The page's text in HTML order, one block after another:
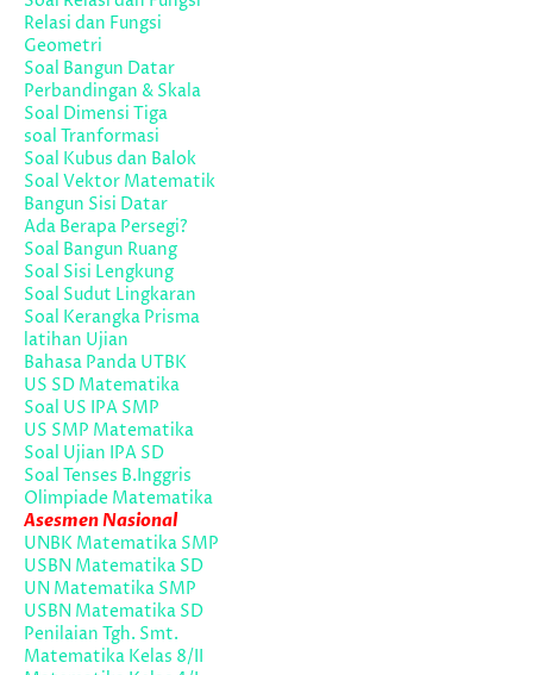
Relasi dan Fungsi
Geometri
Soal Bangun Datar
Perbandingan & Skala
Soal Dimensi Tiga
soal Tranformasi
Soal Kubus dan Balok
Soal Vektor Matematik
Bangun Sisi Datar
Ada Berapa Persegi?
Soal Bangun Ruang
Soal Sisi Lengkung
Soal Sudut Lingkaran
Soal Kerangka Prisma
latihan Ujian
Bahasa Panda UTBK
US SD Matematika
Soal US IPA SMP
US SMP Matematika
Soal Ujian IPA SD
Soal Tenses B.Inggris
Olimpiade Matematika
Asesmen Nasional
UNBK Matematika SMP
USBN Matematika SD
UN Matematika SMP
USBN Matematika SD
Penilaian Tgh. Smt.
Matematika Kelas 8/II